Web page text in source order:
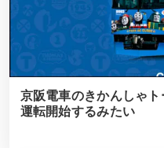
京阪電車のきかんしゃ
運転開始するみたい